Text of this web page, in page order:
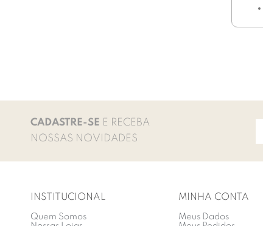
CADASTRE-SE E RECEBA
NOSSAS NOVIDADES
INSTITUCIONAL
Quem Somos
MINHA CONTA
Meus Dados